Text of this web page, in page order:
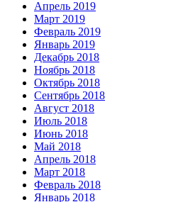
Апрель 2019
Март 2019
Февраль 2019
Январь 2019
Декабрь 2018
Ноябрь 2018
Октябрь 2018
Сентябрь 2018
Август 2018
Июль 2018
Июнь 2018
Май 2018
Апрель 2018
Март 2018
Февраль 2018
Январь 2018